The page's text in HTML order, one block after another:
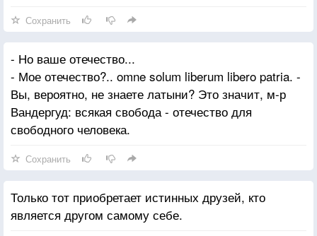
Сохранить
- Но ваше отечество...
- Мое отечество?.. omne solum liberum libero patria. -
Вы, вероятно, не знаете латыни? Это значит, м-р
Вандергуд: всякая свобода - отечество для
свободного человека.
Сохранить
Только тот приобретает истинных друзей, кто
является другом самому себе.